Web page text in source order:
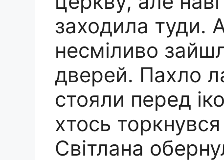
заходила туди.
несміливо
дверей. Пахло
стояли перед
хтось торкнувся
Світлана